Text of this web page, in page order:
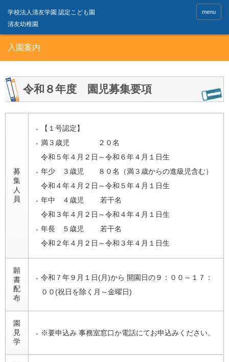
menu
入園案内
令和８年度 園児募集要項
募
集
人
員
【１号認定】
満３歳児 ２０名
令和５年４月２日～令和６年４月１日生
年少 ３歳児 ８０名（満３歳からの進級児含む）
令和４年４月２日～令和５年４月１日生
年中 ４歳児 若干名
令和３年４月２日～令和４年４月１日生
年長 ５歳児 若干名
令和２年４月２日～令和３年４月１日生
願
書
配
布
令和７年９月１日(月)から 開園日の９：００～１７：
００(祝日を除く月～金曜日)
園
見
学
※要申込み 事務室窓口か電話にてお申込みください。